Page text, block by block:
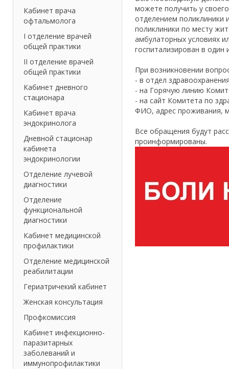
можете получить у
отделением поликлиники
поликлиники по месту
амбулаторных условиях
госпитализирован в один
При возникновении
- в отдел
- на Горячую линию
- на сайт Комитета по
ФИО, адрес проживания,
Все обращения будут
проинформированы.
Кабинет врача
офтальмолога
I отделение врачей
общей практики
II отделение врачей
общей практики
Кабинет дневного
стационара
Кабинет врача
эндокринолога
Дневной стационар
кабинета
эндокринологии
Отделение лучевой
диагностики
Отделение
функциональной
диагностики
Кабинет медицинской
профилактики
Отделение медицинской
реабилитации
Гериатричекий кабинет
Женская консультация
Профкомиссия
Кабинет инфекционно-
паразитарных
заболеваний и
иммунопрофилактики